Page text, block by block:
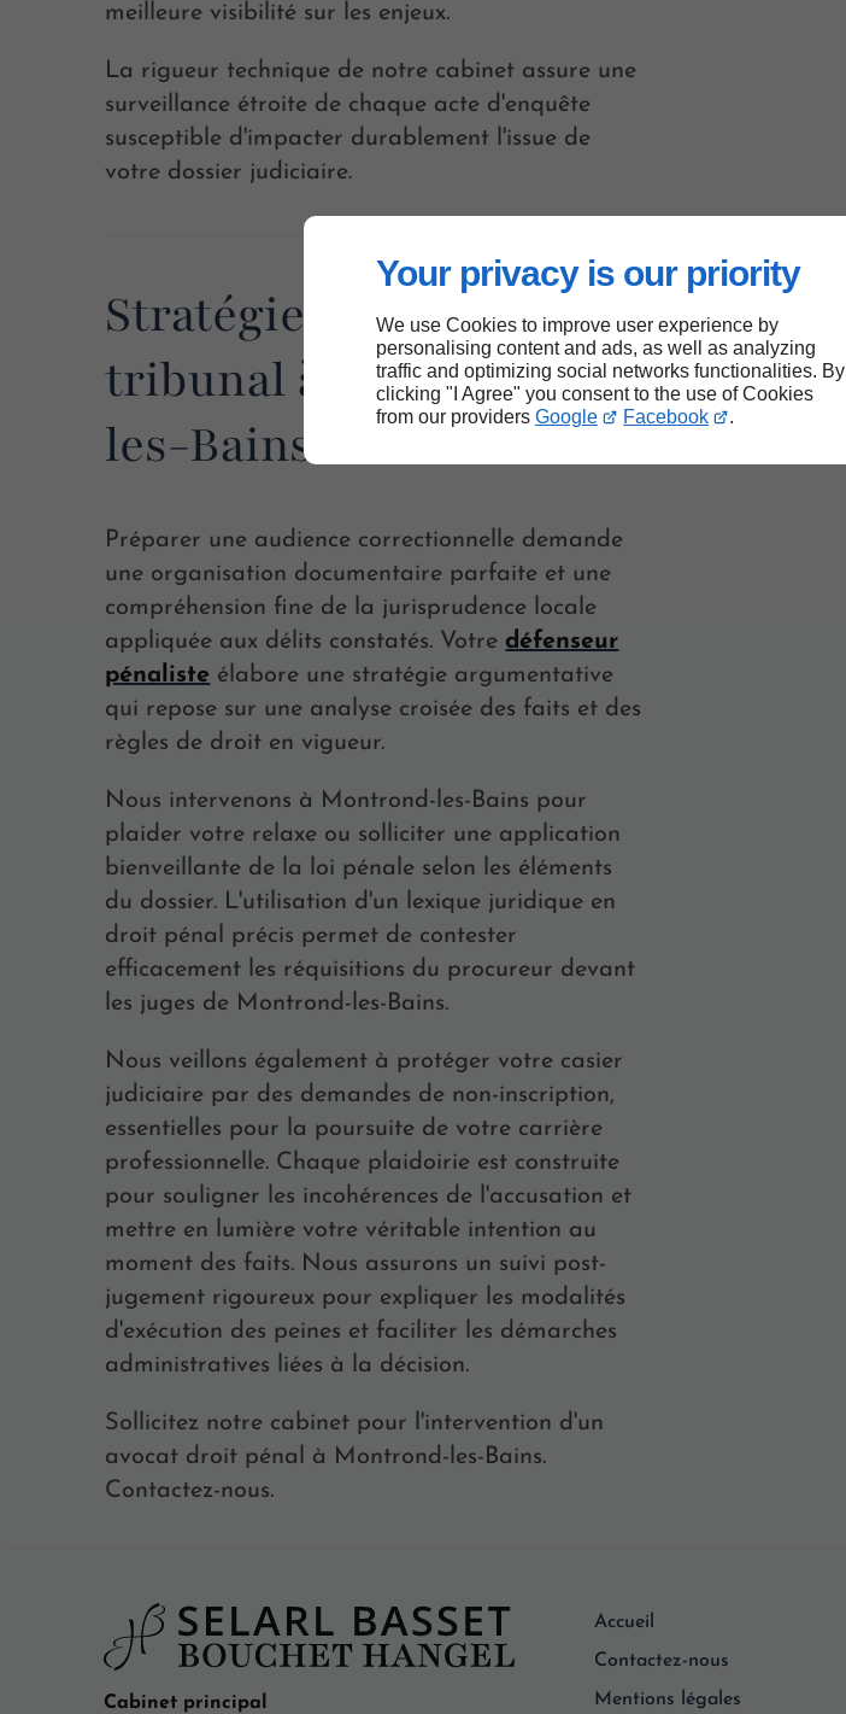
Your privacy is our priority
We use Cookies to improve user experience by
personalising content and ads, as well as analyzing
traffic and optimizing social networks functionalities. By
clicking "I Agree" you consent to the use of Cookies
from our providers Google Facebook .
meilleure visibilité sur les enjeux.
La rigueur technique de notre cabinet assure une
surveillance étroite de chaque acte d'enquête
susceptible d'impacter durablement l'issue de
votre dossier judiciaire.
Stratégie devant le
tribunal à Montrond-
les-Bains
Préparer une audience correctionnelle demande
une organisation documentaire parfaite et une
compréhension fine de la jurisprudence locale
appliquée aux délits constatés. Votre défenseur
pénaliste élabore une stratégie argumentative
qui repose sur une analyse croisée des faits et des
règles de droit en vigueur.
Nous intervenons à Montrond-les-Bains pour
plaider votre relaxe ou solliciter une application
bienveillante de la loi pénale selon les éléments
du dossier. L'utilisation d'un lexique juridique en
droit pénal précis permet de contester
efficacement les réquisitions du procureur devant
les juges de Montrond-les-Bains.
Nous veillons également à protéger votre casier
judiciaire par des demandes de non-inscription,
essentielles pour la poursuite de votre carrière
professionnelle. Chaque plaidoirie est construite
pour souligner les incohérences de l'accusation et
mettre en lumière votre véritable intention au
moment des faits. Nous assurons un suivi post-
jugement rigoureux pour expliquer les modalités
d'exécution des peines et faciliter les démarches
administratives liées à la décision.
Sollicitez notre cabinet pour l'intervention d'un
avocat droit pénal à Montrond-les-Bains.
Contactez-nous.
Cabinet principal
Accueil
Contactez-nous
Mentions légales